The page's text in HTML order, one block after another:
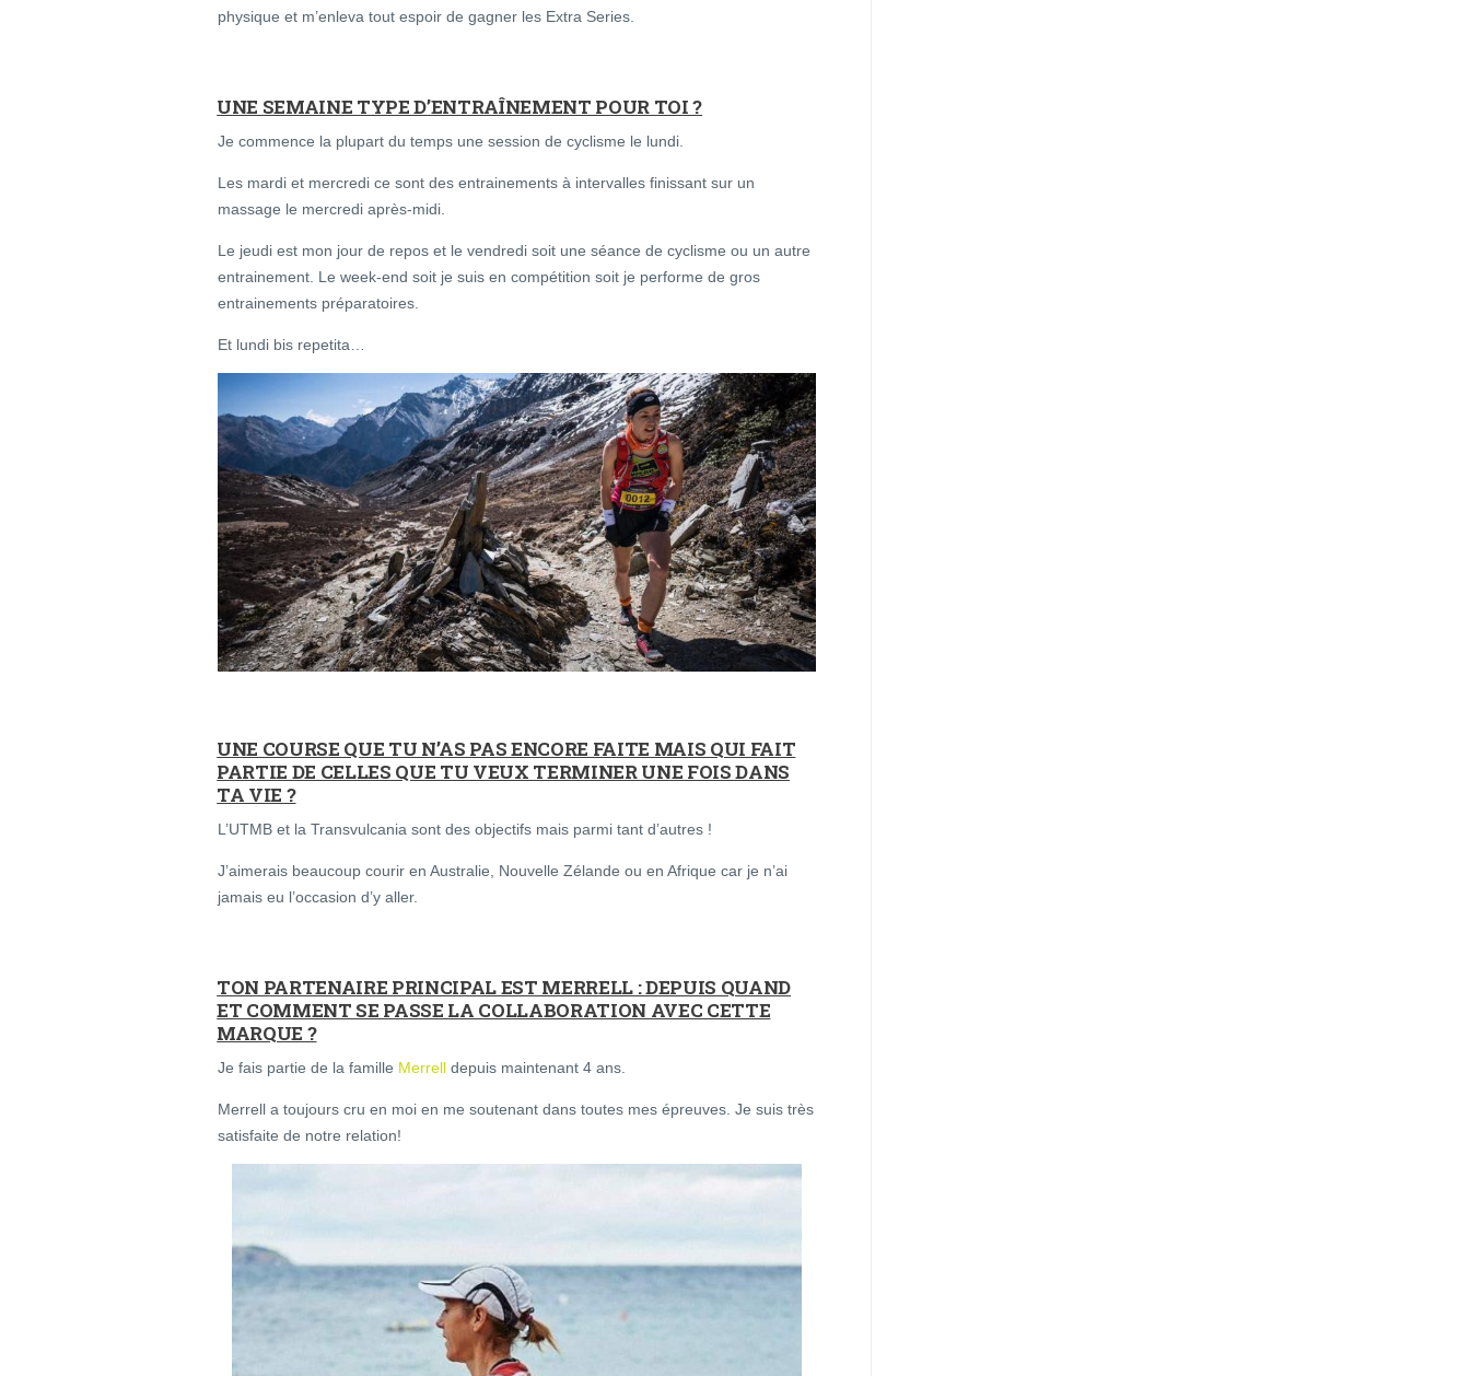
physique et m’enleva tout espoir de gagner les Extra Series.
UNE SEMAINE TYPE D’ENTRAÎNEMENT POUR TOI ?
Je commence la plupart du temps une session de cyclisme le lundi.
Les mardi et mercredi ce sont des entrainements à intervalles finissant sur un
massage le mercredi après-midi.
Le jeudi est mon jour de repos et le vendredi soit une séance de cyclisme ou un autre
entrainement. Le week-end soit je suis en compétition soit je performe de gros
entrainements préparatoires.
Et lundi bis repetita…
UNE COURSE QUE TU N’AS PAS ENCORE FAITE MAIS QUI FAIT
PARTIE DE CELLES QUE TU VEUX TERMINER UNE FOIS DANS
TA VIE ?
L’UTMB et la Transvulcania sont des objectifs mais parmi tant d’autres !
J’aimerais beaucoup courir en Australie, Nouvelle Zélande ou en Afrique car je n’ai
jamais eu l’occasion d’y aller.
TON PARTENAIRE PRINCIPAL EST MERRELL : DEPUIS QUAND
ET COMMENT SE PASSE LA COLLABORATION AVEC CETTE
MARQUE ?
Je fais partie de la famille Merrell depuis maintenant 4 ans.
Merrell a toujours cru en moi en me soutenant dans toutes mes épreuves. Je suis très
satisfaite de notre relation!